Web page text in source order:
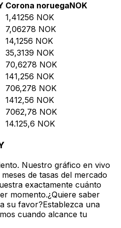
Corona noruegaNOK
1,41256 NOK
7,06278 NOK
14,1256 NOK
35,3139 NOK
70,6278 NOK
141,256 NOK
706,278 NOK
1412,56 NOK
7062,78 NOK
14.125,6 NOK
Nuestro gráfico en vivo
de tasas del mercado
exactamente cuánto
momento.¿Quiere saber
su favor?Establezca una
cuando alcance tu